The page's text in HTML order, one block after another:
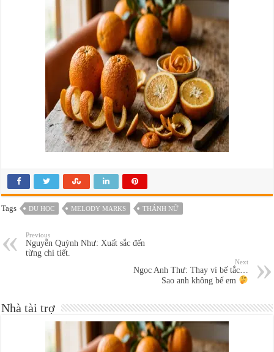
Tags DU HỌC MELODY MARKS THÁNH NỮ
Previous
Nguyễn Quỳnh Như: Xuất sắc đến
từng chi tiết.
Next
Ngọc Anh Thư: Thay vì bế tắc…
Sao anh không bế em
Nhà tài trợ